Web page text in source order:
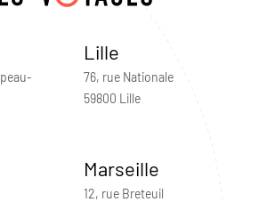
Lille
76, rue Nationale
59800 Lille
Marseille
12, rue Breteuil